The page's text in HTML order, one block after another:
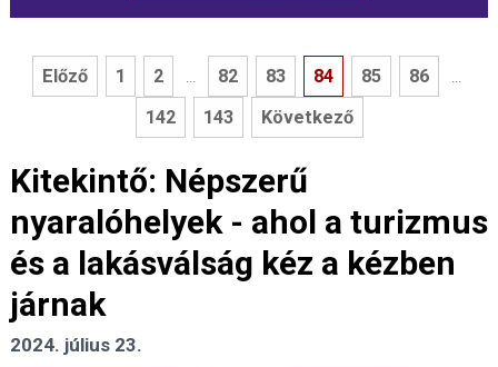
Előző 1 2 ... 82 83 84 85 86 ...
142 143 Következő
Kitekintő: Népszerű
nyaralóhelyek - ahol a turizmus
és a lakásválság kéz a kézben
járnak
2024. július 23.